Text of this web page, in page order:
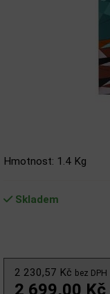
Hmotnost: 1.4 Kg
Skladem
2 230,57 Kč bez DPH
2 699,00 Kč